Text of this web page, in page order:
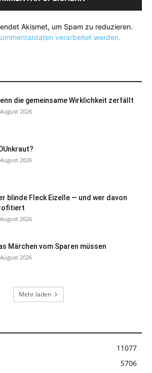
Akismet, um Spam zu reduzieren.
verarbeitet werden.
die gemeinsame Wirklichkeit zerfällt
2026
2026
blinde Fleck Eizelle — und wer davon
2026
Märchen vom Sparen müssen
2026
Mehr laden
11077
5706